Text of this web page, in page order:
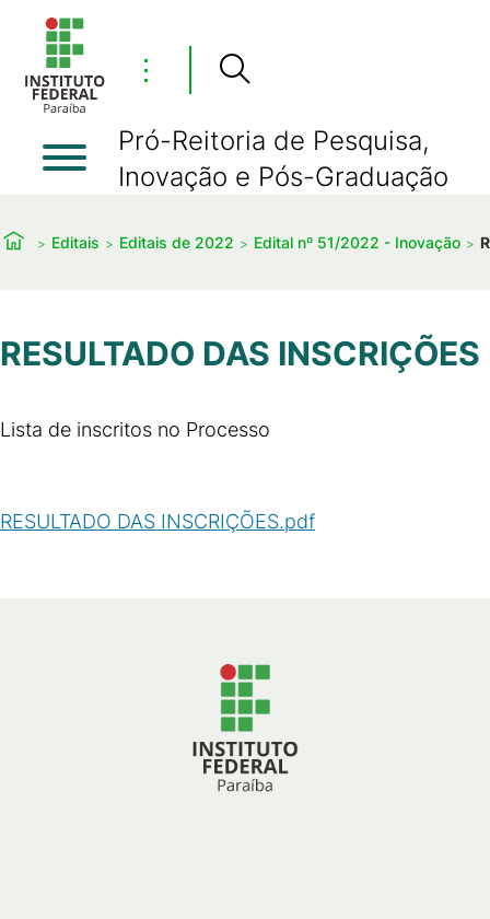
⋮
Pró-Reitoria de Pesquisa,
Inovação e Pós-Graduação
Editais Editais de 2022 Edital nº 51/2022 - Inovação
RESULTADO DAS INSCRIÇÕES
Lista de inscritos no Processo
RESULTADO DAS INSCRIÇÕES.pdf